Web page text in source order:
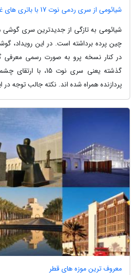
شیائومی از سری ردمی نوت 17 با باتری های غول پیکر رونمایی کرد
شیائومی به تازگی از جدیدترین سری گوشی
در کنار نسخه پرو به صورت رسمی
گذشته یعنی سری نوت
پردازنده همراه شده اند. نکته جالب توجه
معروف ترین موزه های قطر